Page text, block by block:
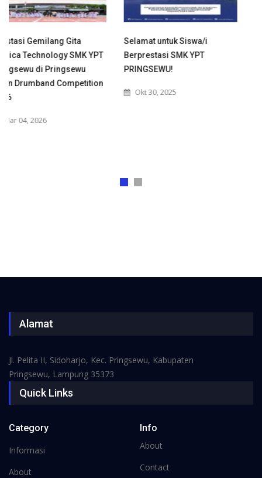
Selamat untuk Siswa/i
Berprestasi SMK YPT
PRINGSEWU!
Dinas Kesehatan Kabupaten
Pringsewu
menyelenggarakan
Kesehatan Jiwa, NAPZA,
Alamat
Jl. Pelita II, Sidoharjo, Kec. Pringsewu, Kabupaten
Pringsewu, Lampung 35373
Quick Links
Category
Informasi
About
Info
About
Contact